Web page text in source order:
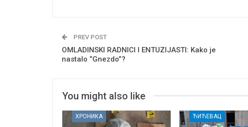
PREV POST
OMLADINSKI RADNICI I ENTUZIJASTI: Kako je
nastalo “Gnezdo”?
You might also like
ХРОНИКА ЋИЋЕВАЦ